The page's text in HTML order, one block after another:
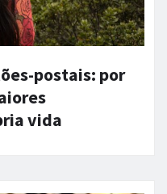
postais: por
vida